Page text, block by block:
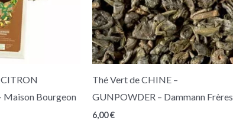
Maison Bourgeon
Thé Vert de CHINE –
GUNPOWDER – Dammann Frères
6,00€